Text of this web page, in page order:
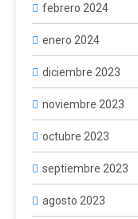
febrero 2024
enero 2024
diciembre 2023
noviembre 2023
octubre 2023
septiembre 2023
agosto 2023